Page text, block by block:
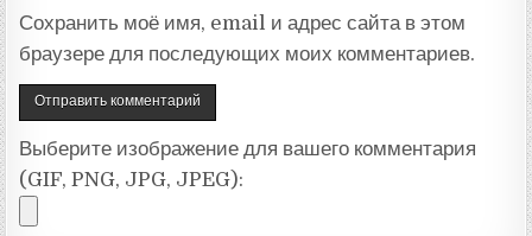
Сохранить моё имя, email и адрес сайта в этом
браузере для последующих моих комментариев.
Выберите изображение для вашего комментария
(GIF, PNG, JPG, JPEG):